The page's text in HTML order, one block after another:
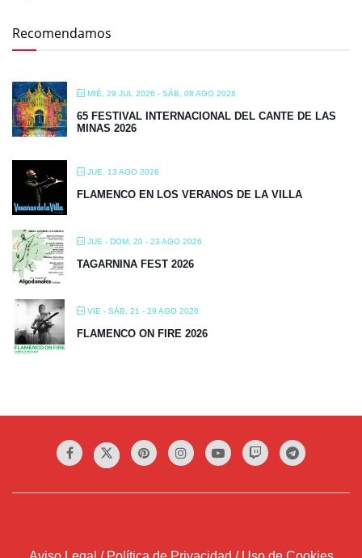
Recomendamos
MIÉ, 29 JUL 2026 - SÁB, 08 AGO 2026
65 FESTIVAL INTERNACIONAL DEL CANTE DE LAS
MINAS 2026
JUE, 13 AGO 2026
FLAMENCO EN LOS VERANOS DE LA VILLA
JUE - DOM, 20 - 23 AGO 2026
TAGARNINA FEST 2026
VIE - SÁB, 21 - 29 AGO 2026
FLAMENCO ON FIRE 2026